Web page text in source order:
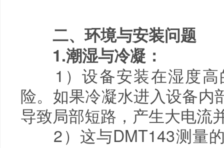
二、环境与安装问题
1.潮湿与冷凝：
1）设备安装在湿度高
险。如果冷凝水进入设备内
导致局部短路，产生大电流
2）这与DMT143测量的